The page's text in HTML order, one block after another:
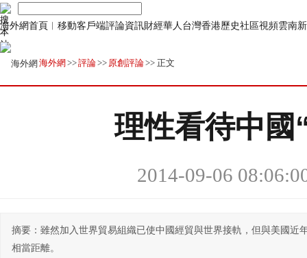
海外網首頁 移動客戶端評論資訊財經華人 台灣香港歷史社區視頻雲南
海外網 >>評論>> 原創評論>> 正文
理性看待中國
2014-09-06
摘要：雖然加入世界貿易組織已使中國經貿與世界接軌，但與美國近
相當距離。